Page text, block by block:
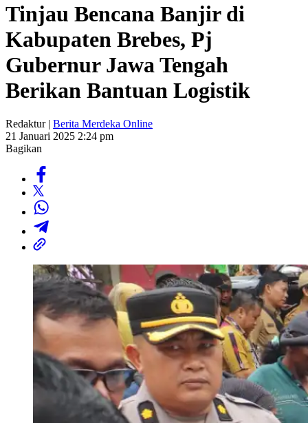
Tinjau Bencana Banjir di
Kabupaten Brebes, Pj
Gubernur Jawa Tengah
Berikan Bantuan Logistik
Redaktur | Berita Merdeka Online
21 Januari 2025 2:24 pm
Bagikan